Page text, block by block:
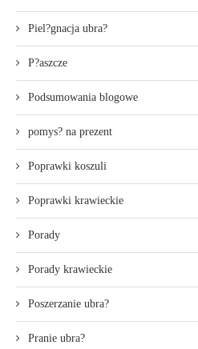
Piel?gnacja ubra?
P?aszcze
Podsumowania blogowe
pomys? na prezent
Poprawki koszuli
Poprawki krawieckie
Porady
Porady krawieckie
Poszerzanie ubra?
Pranie ubra?